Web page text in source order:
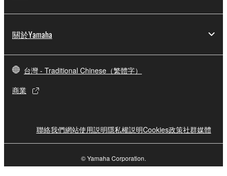
關於Yamaha
台灣 - Traditional Chinese（繁體字）
商業
聯絡我們網站使用説明隱私權説明Cookies政策社群媒體
© Yamaha Corporation.